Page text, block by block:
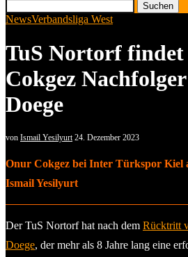
Suchen
NewsVerbandsliga West
TuS Nortorf
Cokgez
Doege
von Ismail Yesilyurt 24. Dezember 2023
Onur Cokgez bei Inter Türkspor Kiel
Ismail Yesilyurt
Der TuS Nortorf hat nach dem Rücktritt
Doege, der mehr als 8 Jahre lang eine